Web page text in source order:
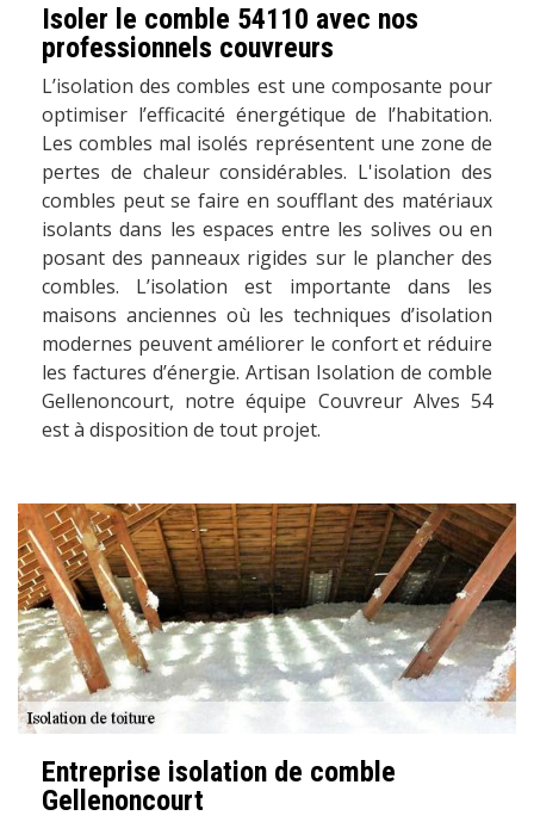
Isoler le comble 54110 avec nos
professionnels couvreurs
L’isolation des combles est une composante pour
optimiser l’efficacité énergétique de l’habitation.
Les combles mal isolés représentent une zone de
pertes de chaleur considérables. L'isolation des
combles peut se faire en soufflant des matériaux
isolants dans les espaces entre les solives ou en
posant des panneaux rigides sur le plancher des
combles. L’isolation est importante dans les
maisons anciennes où les techniques d’isolation
modernes peuvent améliorer le confort et réduire
les factures d’énergie. Artisan Isolation de comble
Gellenoncourt, notre équipe Couvreur Alves 54
est à disposition de tout projet.
Entreprise isolation de comble
Gellenoncourt